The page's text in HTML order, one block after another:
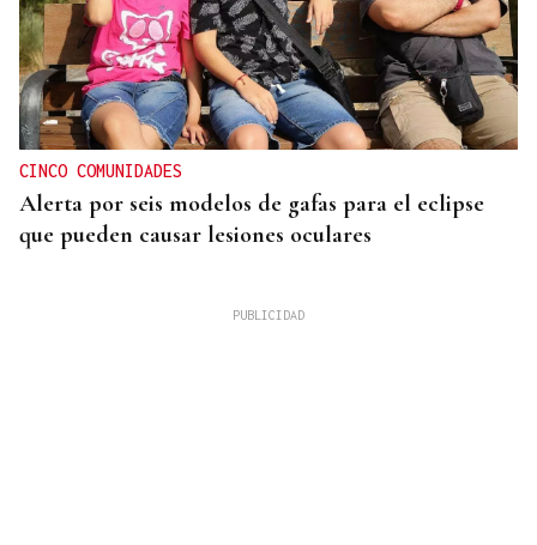
CINCO COMUNIDADES
Alerta por seis modelos de gafas para el eclipse
que pueden causar lesiones oculares